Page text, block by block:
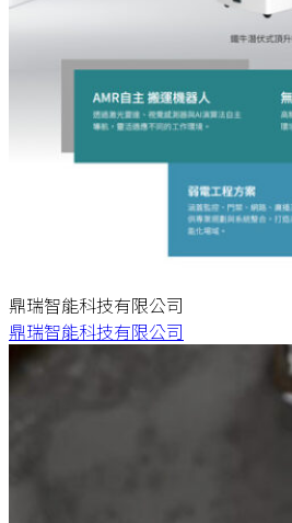
鼎瑞智能科技有限公司
鼎瑞智能科技有限公司